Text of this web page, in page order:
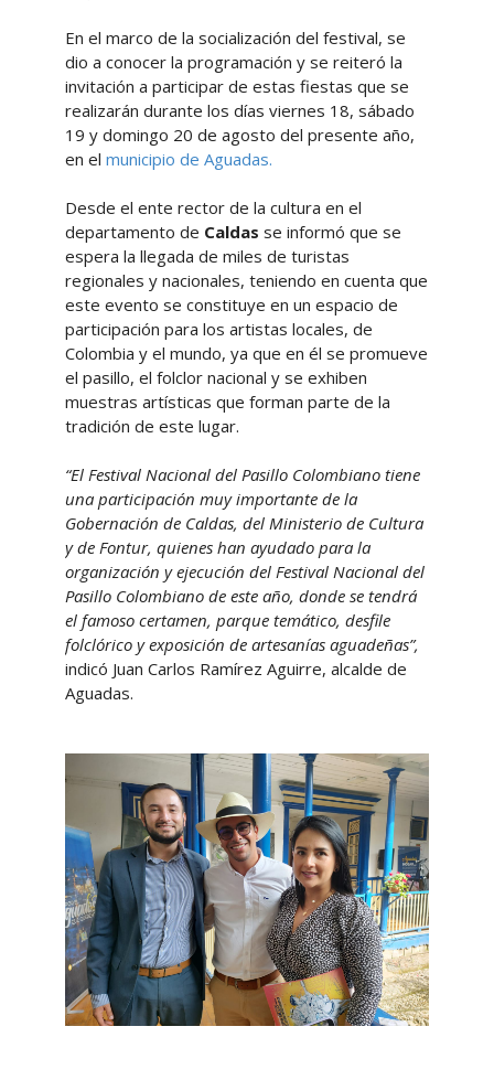
En el marco de la socialización del festival, se
dio a conocer la programación y se reiteró la
invitación a participar de estas fiestas que se
realizarán durante los días viernes 18, sábado
19 y domingo 20 de agosto del presente año,
en el municipio de Aguadas.
Desde el ente rector de la cultura en el
departamento de Caldas se informó que se
espera la llegada de miles de turistas
regionales y nacionales, teniendo en cuenta que
este evento se constituye en un espacio de
participación para los artistas locales, de
Colombia y el mundo, ya que en él se promueve
el pasillo, el folclor nacional y se exhiben
muestras artísticas que forman parte de la
tradición de este lugar.
“El Festival Nacional del Pasillo Colombiano tiene
una participación muy importante de la
Gobernación de Caldas, del Ministerio de Cultura
y de Fontur, quienes han ayudado para la
organización y ejecución del Festival Nacional del
Pasillo Colombiano de este año, donde se tendrá
el famoso certamen, parque temático, desfile
folclórico y exposición de artesanías aguadeñas”,
indicó Juan Carlos Ramírez Aguirre, alcalde de
Aguadas.